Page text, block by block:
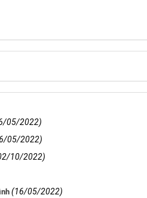
05/2022)
05/2022)
10/2022)
(16/05/2022)